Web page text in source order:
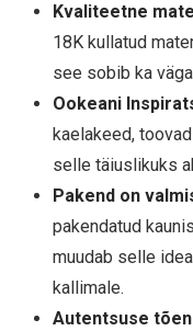
Kvaliteetne
18K kullatud
see sobib ka
Ookeani
kaelakeed,
selle täiuslikuks
Pakend on
pakendatud
muudab selle
kallimale.
Autentsuse